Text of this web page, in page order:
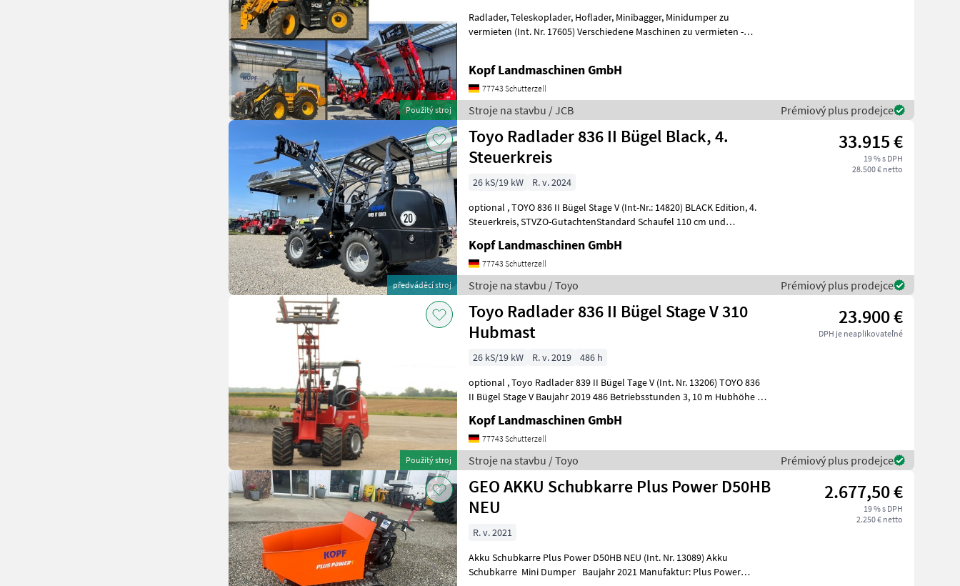
Použitý stroj
Radlader, Teleskoplader, Hoflader, Minibagger, Minidumper zu
vermieten (Int. Nr. 17605) Verschiedene Maschinen zu vermieten -
Kopf Landmaschinen GmbH
77743 Schutterzell
Stroje na stavbu / JCB Prémiový plus prodejce
předváděcí stroj
Toyo Radlader 836 II Bügel Black, 4.
Steuerkreis
33.915 €
19 % s DPH
28.500 € netto
26 kS/19 kW
R. v. 2024
optional , TOYO 836 II Bügel Stage V (Int-Nr.: 14820) BLACK Edition, 4.
Steuerkreis, STVZO-GutachtenStandard Schaufel 110 cm und
Kopf Landmaschinen GmbH
77743 Schutterzell
Stroje na stavbu / Toyo Prémiový plus prodejce
Použitý stroj
Toyo Radlader 836 II Bügel Stage V 310
Hubmast
23.900 €
DPH je neaplikovateľné
26 kS/19 kW R. v. 2019
486 h
optional , Toyo Radlader 839 II Bügel Tage V (Int. Nr. 13206) TOYO 836
II Bügel Stage V Baujahr 2019 486 Betriebsstunden 3, 10 m Hubhöhe /
Kopf Landmaschinen GmbH
77743 Schutterzell
Stroje na stavbu / Toyo Prémiový plus prodejce
GEO AKKU Schubkarre Plus Power D50HB
NEU
2.677,50 €
19 % s DPH
2.250 € netto
R. v. 2021
Akku Schubkarre Plus Power D50HB NEU (Int. Nr. 13089) Akku
Schubkarre Mini Dumper Baujahr 2021 Manufaktur: Plus Power